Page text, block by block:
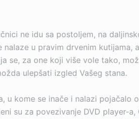
ne idu sa postoljem, na
nalaze u pravim drvenim
se, za one koji više vole tako,
ulepšati izgled Vašeg stana.
u kome se inače i nalazi
su za povezivanje DVD player-